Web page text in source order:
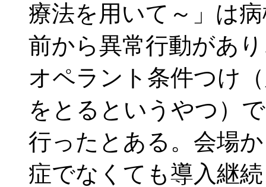
療法を用いて～」は
前から異常行動があ
オペラント条件つけ
をとるというやつ）
行ったとある。会場
症でなくても導入継